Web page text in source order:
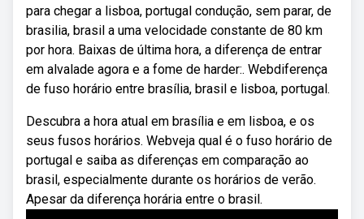
para chegar a lisboa, portugal condução, sem parar, de
brasilia, brasil a uma velocidade constante de 80 km
por hora. Baixas de última hora, a diferença de entrar
em alvalade agora e a fome de harder:. Webdiferença
de fuso horário entre brasília, brasil e lisboa, portugal.
Descubra a hora atual em brasília e em lisboa, e os
seus fusos horários. Webveja qual é o fuso horário de
portugal e saiba as diferenças em comparação ao
brasil, especialmente durante os horários de verão.
Apesar da diferença horária entre o brasil.